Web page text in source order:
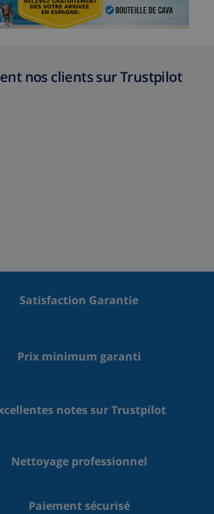
nos clients sur Trustpilot
Satisfaction Garantie
Prix minimum garanti
notes sur Trustpilot
Nettoyage professionnel
Paiement sécurisé